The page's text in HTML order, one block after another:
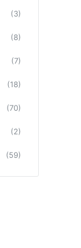
(3)
(8)
(7)
(18)
(70)
(2)
(59)